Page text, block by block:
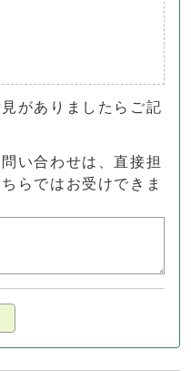
がありましたらご記
い合わせは、直接担
らではお受けできま